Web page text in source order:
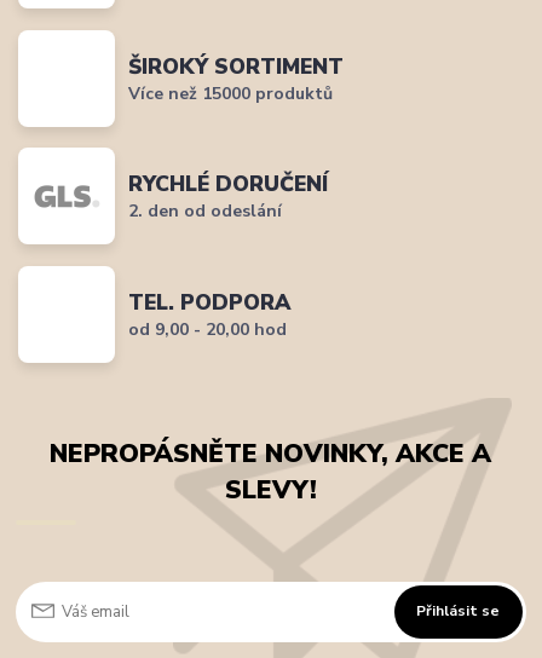
ŠIROKÝ SORTIMENT
Více než 15000 produktů
RYCHLÉ DORUČENÍ
2. den od odeslání
TEL. PODPORA
od 9,00 - 20,00 hod
NEPROPÁSNĚTE NOVINKY, AKCE A
SLEVY!
Přihlásit se